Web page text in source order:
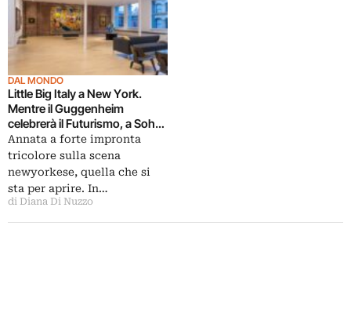
DAL MONDO
Little Big Italy a New York.
Mentre il Guggenheim
celebrerà il Futurismo, a Soho
aprirà il Center for Italian
Modern Art: alla guida la
collezionista figlia d’arte Laura
Mattioli
Annata a forte impronta
tricolore sulla scena
newyorkese, quella che si
sta per aprire. In…
di Diana Di Nuzzo